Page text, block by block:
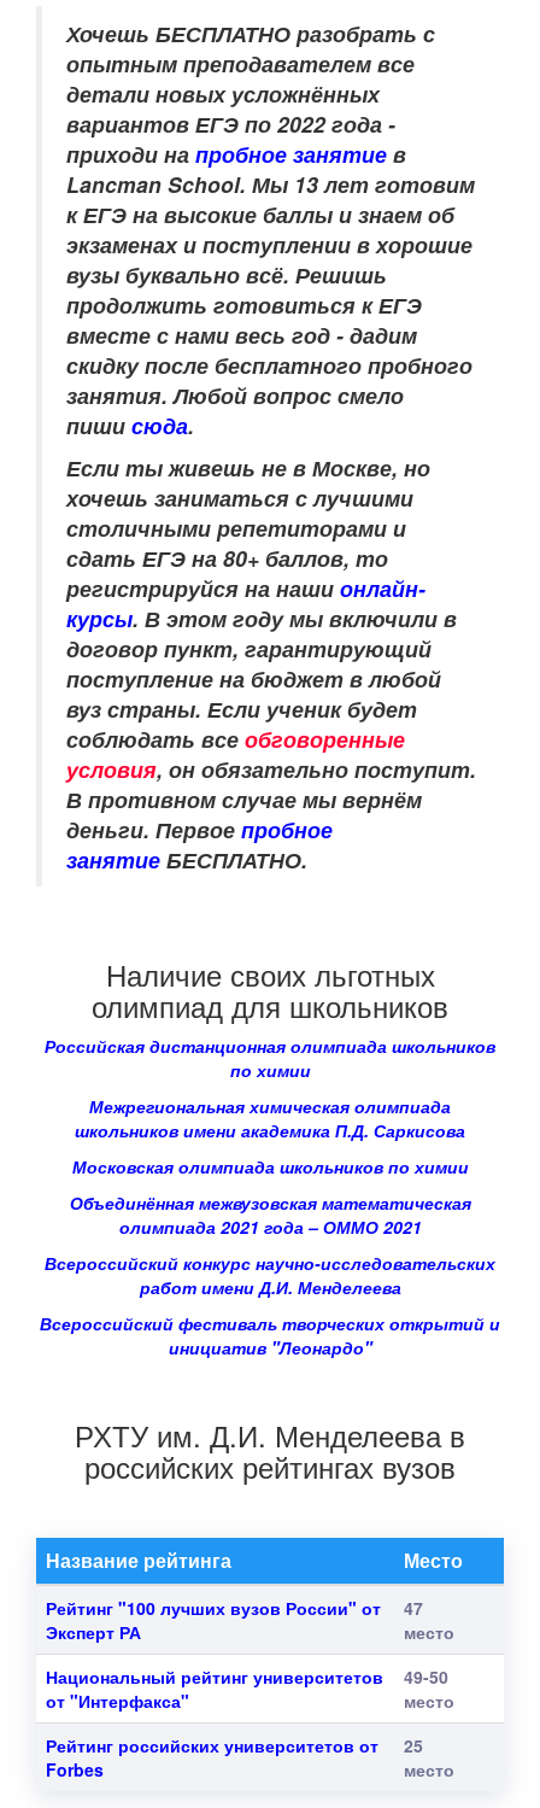
Хочешь БЕСПЛАТНО разобрать с
опытным преподавателем все
детали новых усложнённых
вариантов ЕГЭ по 2022 года -
приходи на пробное занятие в
Lancman School. Мы 13 лет готовим
к ЕГЭ на высокие баллы и знаем об
экзаменах и поступлении в хорошие
вузы буквально всё. Решишь
продолжить готовиться к ЕГЭ
вместе с нами весь год - дадим
скидку после бесплатного пробного
занятия. Любой вопрос смело
пиши сюда.
Если ты живешь не в Москве, но
хочешь заниматься с лучшими
столичными репетиторами и
сдать ЕГЭ на 80+ баллов, то
регистрируйся на наши онлайн-
курсы. В этом году мы включили в
договор пункт, гарантирующий
поступление на бюджет в любой
вуз страны. Если ученик будет
соблюдать все обговоренные
условия, он обязательно поступит.
В противном случае мы вернём
деньги. Первое пробное
занятие БЕСПЛАТНО.
Наличие своих льготных
олимпиад для школьников
Российская дистанционная олимпиада школьников
по химии
Межрегиональная химическая олимпиада
школьников имени академика П.Д. Саркисова
Московская олимпиада школьников по химии
Объединённая межвузовская математическая
олимпиада 2021 года – ОММО 2021
Всероссийский конкурс научно-исследовательских
работ имени Д.И. Менделеева
Всероссийский фестиваль творческих открытий и
инициатив "Леонардо"
РХТУ им. Д.И. Менделеева в
российских рейтингах вузов
Название рейтинга Место
Рейтинг "100 лучших вузов России" от
Эксперт РА
47
место
Национальный рейтинг университетов
от "Интерфакса"
49-50
место
Рейтинг российских университетов от
Forbes
25
место